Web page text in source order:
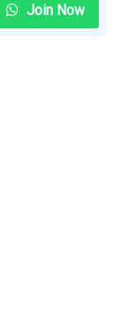
Join Now